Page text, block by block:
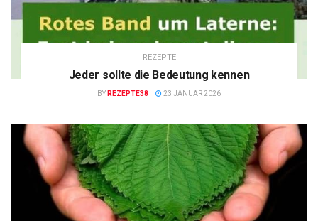
REZEPTE
Jeder sollte die Bedeutung kennen
BY REZEPTE38 23 JANUAR 2026